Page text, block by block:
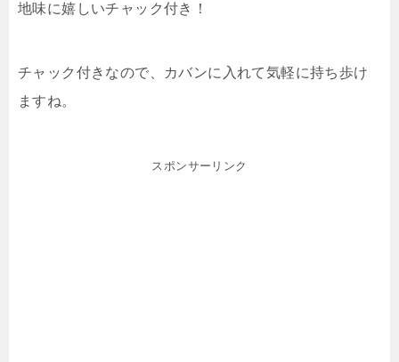
地味に嬉しいチャック付き！
チャック付きなので、カバンに入れて気軽に持ち歩け
ますね。
スポンサーリンク